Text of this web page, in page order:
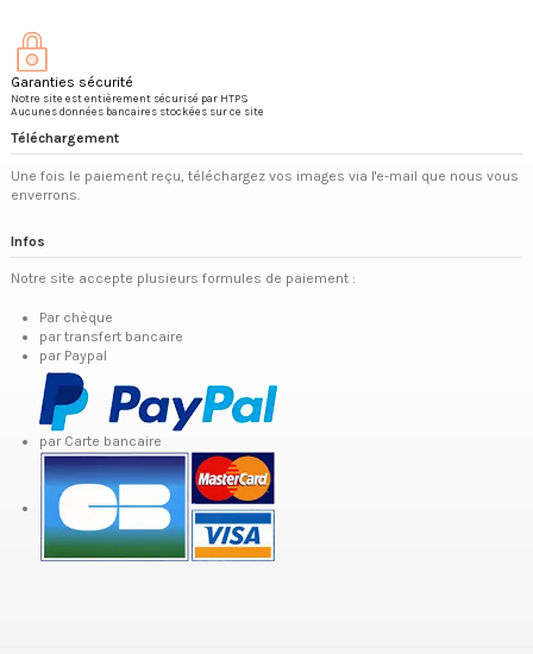
Garanties sécurité
Notre site est entièrement sécurisé par HTPS
Aucunes données bancaires stockées sur ce site
Téléchargement
Une fois le paiement reçu, téléchargez vos images via l'e-mail que nous vous
enverrons.
Infos
Notre site accepte plusieurs formules de paiement :
Par chèque
par transfert bancaire
par Paypal
par Carte bancaire